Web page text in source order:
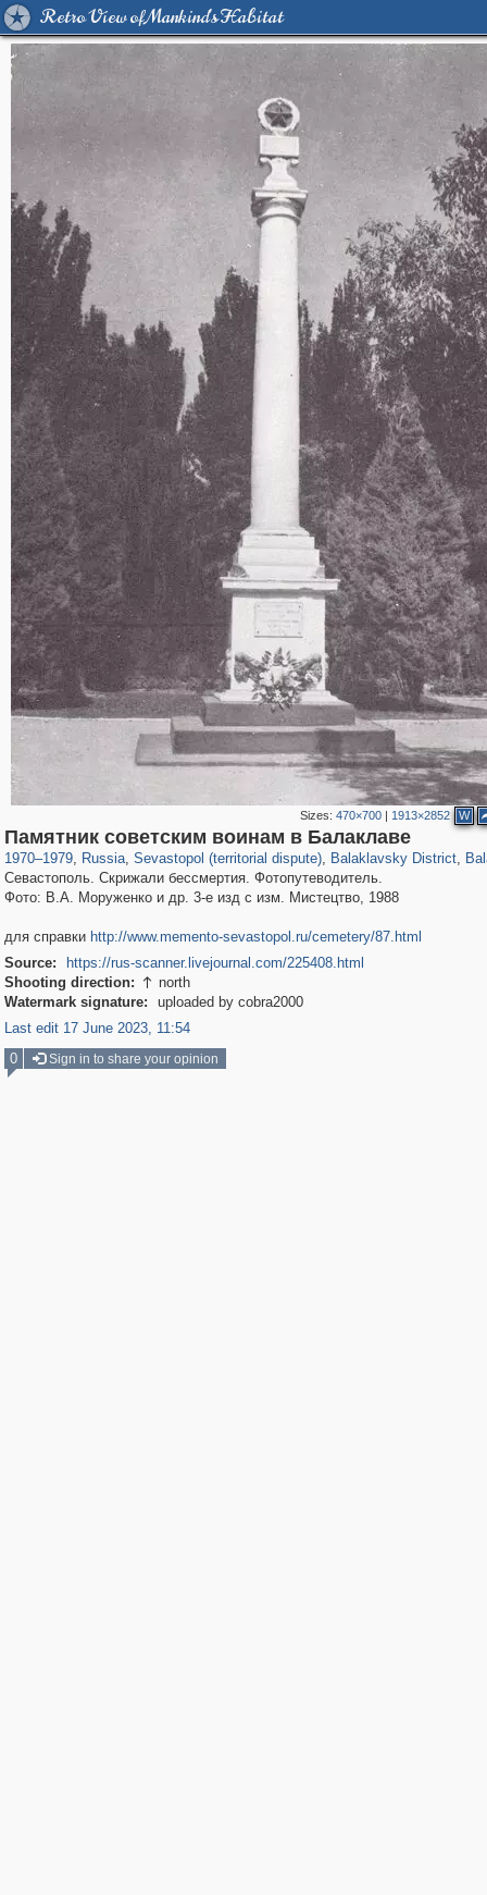
Retro View of Mankind's Habitat
Sizes:470×700 | 1913×2852 W
Памятник советским воинам в Балаклаве
1970–1979, Russia
1,406,450 29,243
, Sevastopol (territorial dispute)
14,884 620
, Balaklavsky District
3,103 281
,
635
Севастополь. Скрижали бессмертия. Фотопутеводитель.
Фото: В.А. Моруженко и др. 3-е изд с изм. Мистецтво, 1988
для справки http://www.memento-sevastopol.ru/cemetery/87.html
Source:
https://rus-scanner.livejournal.com/225408.html
Shooting direction:  north
Watermark signature:
uploaded by cobra2000
Last edit 17 June 2023, 11:54
0
Sign in to share your opinion